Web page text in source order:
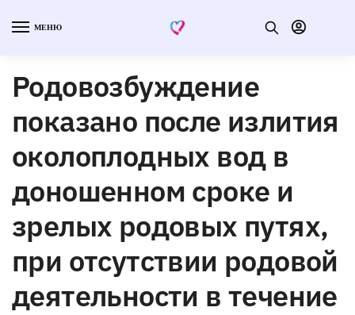
МЕНЮ
Родовозбуждение
показано после излития
околоплодных вод в
доношенном сроке и
зрелых родовых путях,
при отсутствии родовой
деятельности в течение